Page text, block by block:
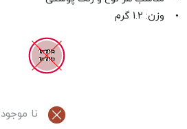
• وزن: 1.2 گرم
twinkle
twinkle
نا موجود